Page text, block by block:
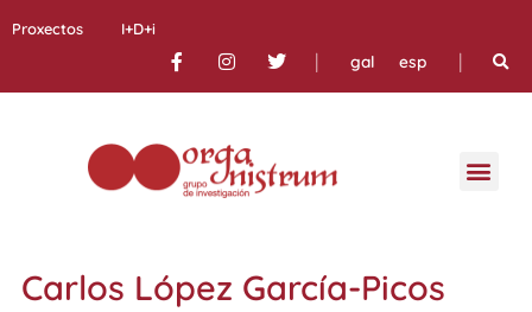
Proxectos I+D+i
| gal esp |
Carlos López García-Picos